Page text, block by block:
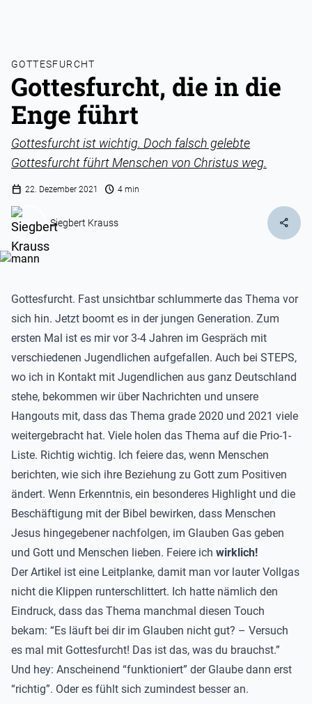
GOTTESFURCHT
Gottesfurcht, die in die
Enge führt
Gottesfurcht ist wichtig. Doch falsch gelebte
Gottesfurcht führt Menschen von Christus weg.
calendar_today 22. Dezember 2021 schedule 4 min
Siegbert Krauss share
Gottesfurcht. Fast unsichtbar schlummerte das Thema vor
sich hin. Jetzt boomt es in der jungen Generation. Zum
ersten Mal ist es mir vor 3-4 Jahren im Gespräch mit
verschiedenen Jugendlichen aufgefallen. Auch bei STEPS,
wo ich in Kontakt mit Jugendlichen aus ganz Deutschland
stehe, bekommen wir über Nachrichten und unsere
Hangouts mit, dass das Thema grade 2020 und 2021 viele
weitergebracht hat. Viele holen das Thema auf die Prio-1-
Liste. Richtig wichtig. Ich feiere das, wenn Menschen
berichten, wie sich ihre Beziehung zu Gott zum Positiven
ändert. Wenn Erkenntnis, ein besonderes Highlight und die
Beschäftigung mit der Bibel bewirken, dass Menschen
Jesus hingegebener nachfolgen, im Glauben Gas geben
und Gott und Menschen lieben. Feiere ich wirklich!
Der Artikel ist eine Leitplanke, damit man vor lauter Vollgas
nicht die Klippen runterschlittert. Ich hatte nämlich den
Eindruck, dass das Thema manchmal diesen Touch
bekam: “Es läuft bei dir im Glauben nicht gut? – Versuch
es mal mit Gottesfurcht! Das ist das, was du brauchst.”
Und hey: Anscheinend “funktioniert” der Glaube dann erst
“richtig”. Oder es fühlt sich zumindest besser an.